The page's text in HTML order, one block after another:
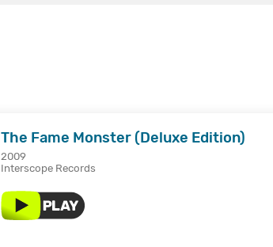
The Fame Monster (Deluxe Edition)
2009
Interscope Records